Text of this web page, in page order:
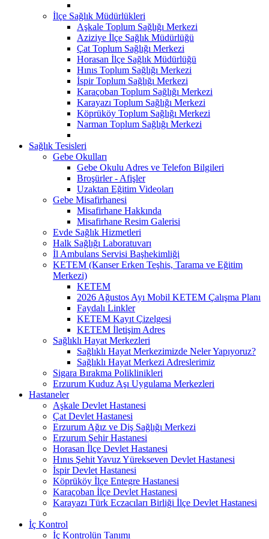
İlçe Sağlık Müdürlükleri
Aşkale Toplum Sağlığı Merkezi
Aziziye İlçe Sağlık Müdürlüğü
Çat Toplum Sağlığı Merkezi
Horasan İlçe Sağlık Müdürlüğü
Hınıs Toplum Sağlığı Merkezi
İspir Toplum Sağlığı Merkezi
Karaçoban Toplum Sağlığı Merkezi
Karayazı Toplum Sağlığı Merkezi
Köprüköy Toplum Sağlığı Merkezi
Narman Toplum Sağlığı Merkezi
Sağlık Tesisleri
Gebe Okulları
Gebe Okulu Adres ve Telefon Bilgileri
Broşürler - Afişler
Uzaktan Eğitim Videoları
Gebe Misafirhanesi
Misafirhane Hakkında
Misafirhane Resim Galerisi
Evde Sağlık Hizmetleri
Halk Sağlığı Laboratuvarı
İl Ambulans Servisi Başhekimliği
KETEM (Kanser Erken Teşhis, Tarama ve Eğitim
Merkezi)
KETEM
2026 Ağustos Ayı Mobil KETEM Çalışma Planı
Faydalı Linkler
KETEM Kayıt Çizelgesi
KETEM İletişim Adres
Sağlıklı Hayat Merkezleri
Sağlıklı Hayat Merkezimizde Neler Yapıyoruz?
Sağlıklı Hayat Merkezi Adreslerimiz
Sigara Bırakma Poliklinikleri
Erzurum Kuduz Aşı Uygulama Merkezleri
Hastaneler
Aşkale Devlet Hastanesi
Çat Devlet Hastanesi
Erzurum Ağız ve Diş Sağlığı Merkezi
Erzurum Şehir Hastanesi
Horasan İlçe Devlet Hastanesi
Hınıs Şehit Yavuz Yürekseven Devlet Hastanesi
İspir Devlet Hastanesi
Köprüköy İlçe Entegre Hastanesi
Karaçoban İlçe Devlet Hastanesi
Karayazı Türk Eczacıları Birliği İlçe Devlet Hastanesi
İç Kontrol
İç Kontrolün Tanımı